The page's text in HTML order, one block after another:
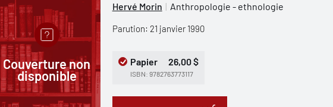
Couverture non
disponible
Hervé Morin Anthropologie - ethnologie
Parution: 21 janvier 1990
Papier 26,00 $
ISBN: 9782763773117